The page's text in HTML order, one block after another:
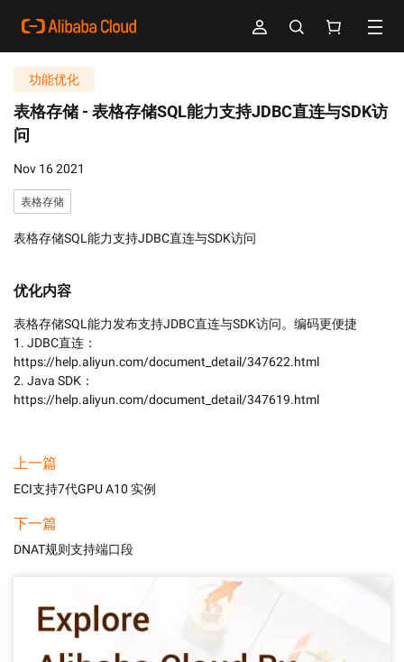
功能优化
表格存储 - 表格存储SQL能力支持JDBC直连与SDK访
问
Nov 16 2021
表格存储
表格存储SQL能力支持JDBC直连与SDK访问
优化内容
表格存储SQL能力发布支持JDBC直连与SDK访问。编码更便捷
1. JDBC直连：
https://help.aliyun.com/document_detail/347622.html
2. Java SDK：
https://help.aliyun.com/document_detail/347619.html
上一篇
ECI支持7代GPU A10 实例
下一篇
DNAT规则支持端口段